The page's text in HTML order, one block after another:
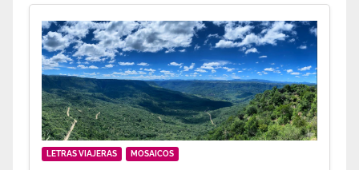
LETRAS VIAJERAS MOSAICOS